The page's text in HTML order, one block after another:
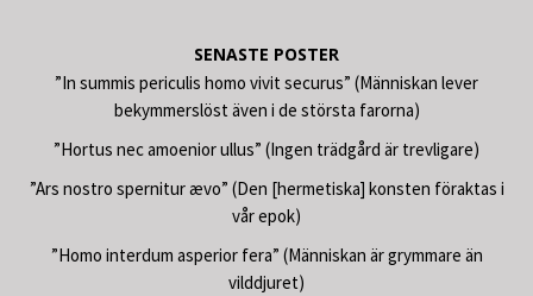
SENASTE POSTER
”In summis periculis homo vivit securus” (Människan lever
bekymmerslöst även i de största farorna)
”Hortus nec amoenior ullus” (Ingen trädgård är trevligare)
”Ars nostro spernitur ævo” (Den [hermetiska] konsten föraktas i
vår epok)
”Homo interdum asperior fera” (Människan är grymmare än
vilddjuret)